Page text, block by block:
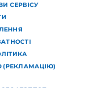
СЕРВІСУ
(РЕКЛАМАЦІЮ)